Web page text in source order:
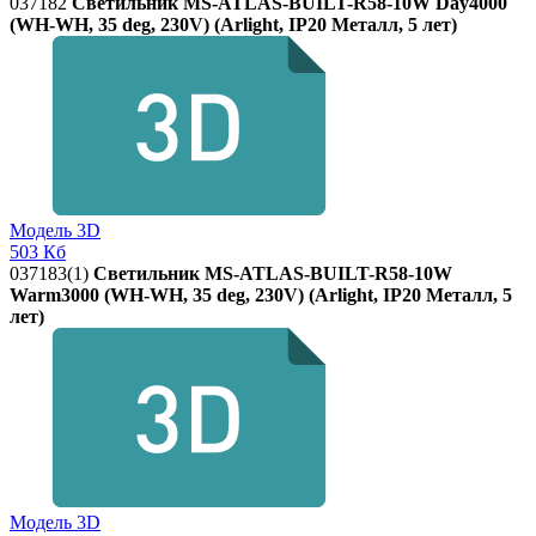
(WH-WH, 35 deg, 230V) (Arlight, IP20 Металл, 5 лет)
Модель 3D
503 Кб
037183(1) Светильник MS-ATLAS-BUILT-R58-10W
Warm3000 (WH-WH, 35 deg, 230V) (Arlight, IP20 Металл, 5
лет)
Модель 3D